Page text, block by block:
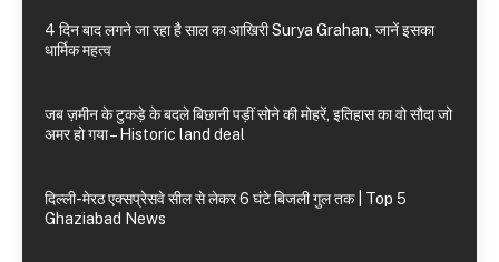
4 दिन बाद लगने जा रहा है साल का आखिरी Surya Grahan, जानें इसका
धार्मिक महत्व
जब ज़मीन के टुकड़े के बदले बिछानी पड़ीं सोने की मोहरें, इतिहास का वो सौदा जो
अमर हो गया – Historic land deal
दिल्ली-मेरठ एक्सप्रेसवे सील से लेकर 6 घंटे बिजली गुल तक | Top 5
Ghaziabad News